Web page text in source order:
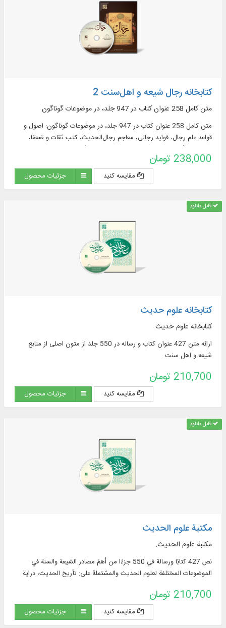
کتابخانه رجال شیعه و اهل‌‌سنت 2
متن کامل 258 عنوان کتاب در 947 جلد، در موضوعات گوناگون
متن کامل 258 عنوان کتاب در 947 جلد، در موضوعات گوناگون: اصول و
قواعد علم رجال، فواید رجالی، معاجم رجال‌الحدیث، کتب ثقات و ضعفا،
طبقات محدثان
238,000 تومان
مقایسه کنید جزئیات محصول
قابل دانلود
کتابخانه علوم حدیث
کتابخانه علوم حدیث
ارائه متن 427 عنوان کتاب و رساله در 550 جلد از متون اصلی از منابع
شیعه و اهل سنت
210,700 تومان
مقایسه کنید جزئیات محصول
قابل دانلود
مكتبة علوم الحديث
مكتبة علوم الحديث.
نص 427 كتابًا ورسالة في 550 جزءًا من أهمّ مصادر الشيعة والسنة في
الموضوعات المختلفة لعلوم الحديث والمشتملة علی: تأريخ الحديث، دراية
210,700 تومان
مقایسه کنید جزئیات محصول